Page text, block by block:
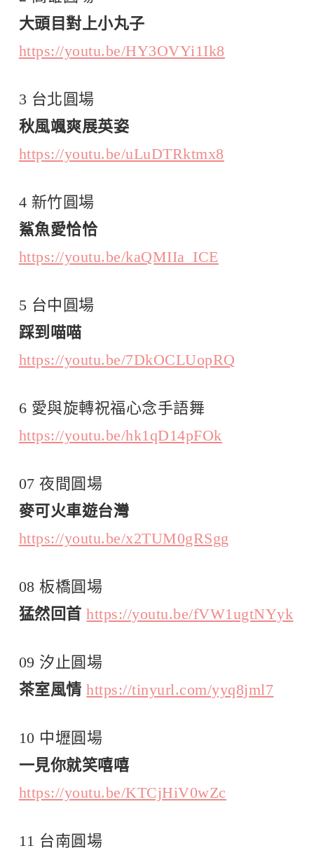
大頭目對上小丸子
https://youtu.be/HY3OVYi1Ik8
3 台北圓場
秋風颯爽展英姿
https://youtu.be/uLuDTRktmx8
4 新竹圓場
鯊魚愛恰恰
https://youtu.be/kaQMIIa_ICE
5 台中圓場
踩到喵喵
https://youtu.be/7DkOCLUopRQ
6 愛與旋轉祝福心念手語舞
https://youtu.be/hk1qD14pFOk
07 夜間圓場
麥可火車遊台灣
https://youtu.be/x2TUM0gRSgg
08 板橋圓場
猛然回首 https://youtu.be/fVW1ugtNYyk
09 汐止圓場
茶室風情 https://tinyurl.com/yyq8jml7
10 中壢圓場
一見你就笑嘻嘻
https://youtu.be/KTCjHiV0wZc
11 台南圓場